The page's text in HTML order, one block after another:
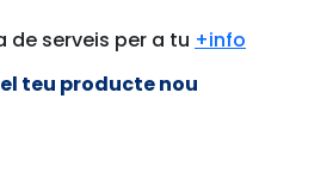
de serveis per a tu +info
teu producte nou